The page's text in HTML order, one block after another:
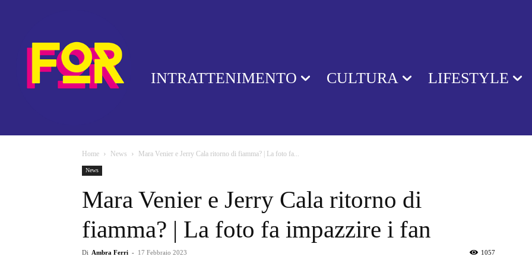
INTRATTENIMENTO CULTURA LIFESTYLE
Home News Mara Venier e Jerry Cala ritorno di fiamma? | La foto fa...
News
Mara Venier e Jerry Cala ritorno di
fiamma? | La foto fa impazzire i fan
Di Ambra Ferri - 17 Febbraio 2023 1057